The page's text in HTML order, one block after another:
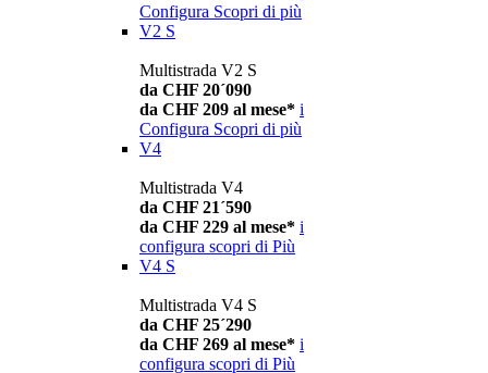
Configura Scopri di più
V2 S
Multistrada V2 S
da CHF 20´090
da CHF 209 al mese* i
Configura Scopri di più
V4
Multistrada V4
da CHF 21´590
da CHF 229 al mese* i
configura scopri di Più
V4 S
Multistrada V4 S
da CHF 25´290
da CHF 269 al mese* i
configura scopri di Più